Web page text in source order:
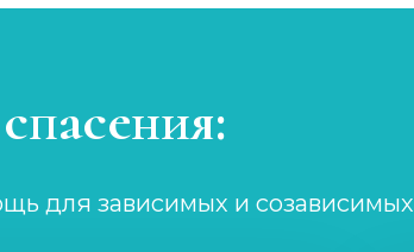
для зависимых и созависимых